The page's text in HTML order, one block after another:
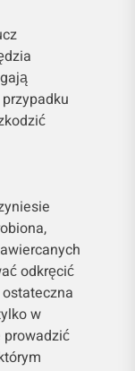
odkręcić
w
prowadzić